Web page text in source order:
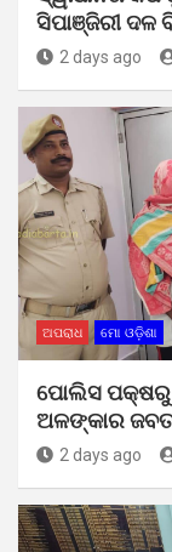
ସିପାଞ୍ଜିରୀ ଦଳ
2 days ago
ଅପରାଧ ମୋ ଓଡ଼ିଶା
ପୋଲିସ ପକ୍ଷରୁ
ଅଳଙ୍କାର
2 days ago